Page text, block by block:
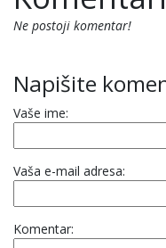
Ne postoji komentar!
Napišite
Vaše ime:
Vaša e-mail adresa:
Komentar: